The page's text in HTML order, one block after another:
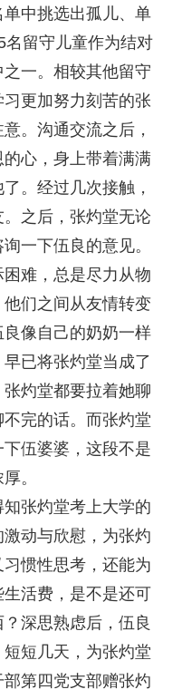
中挑选出孤儿、单
名留守儿童作为结对
一。相较其他留守
更加努力刻苦的张
。沟通交流之后，
心，身上带着满满
。经过几次接触，
之后，张灼堂无论
一下伍良的意见。
难，总是尽力从物
们之间从友情转变
像自己的奶奶一样
已将张灼堂当成了
灼堂都要拉着她聊
完的话。而张灼堂
伍婆婆，这段不是
。
张灼堂考上大学的
动与欣慰，为张灼
惯性思考，还能为
活费，是不是还可
深思熟虑后，伍良
短几天，为张灼堂
第四党支部赠张灼